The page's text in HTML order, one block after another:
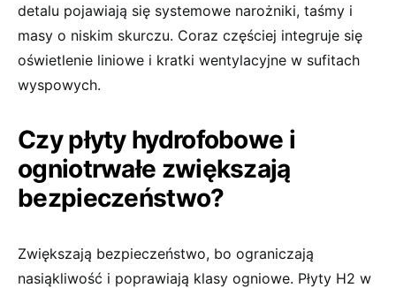
detalu pojawiają się systemowe narożniki, taśmy i
masy o niskim skurczu. Coraz częściej integruje się
oświetlenie liniowe i kratki wentylacyjne w sufitach
wyspowych.
Czy płyty hydrofobowe i
ogniotrwałe zwiększają
bezpieczeństwo?
Zwiększają bezpieczeństwo, bo ograniczają
nasiąkliwość i poprawiają klasy ogniowe. Płyty H2 w